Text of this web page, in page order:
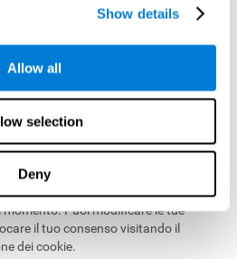
Show details
Allow all
selection
Deny
nostro utilizzo di cookie e tecnologie
GDPR e gestione dei
generale sulla protezione
richiediamo il tuo consenso
e ti diamo la possibilità di gestire
Puoi modificare le tue
il tuo consenso visitando il
dei cookie.